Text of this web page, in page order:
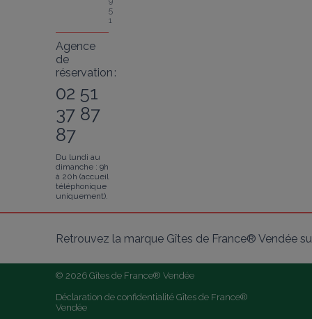
5
1
Agence
de
réservation :
02 51
37 87
87
Du lundi au
dimanche : 9h
à 20h (accueil
téléphonique
uniquement).
Retrouvez la marque Gîtes de France® Vendée
© 2026 Gîtes de France® Vendée
Déclaration de confidentialité Gîtes de France®
Vendée